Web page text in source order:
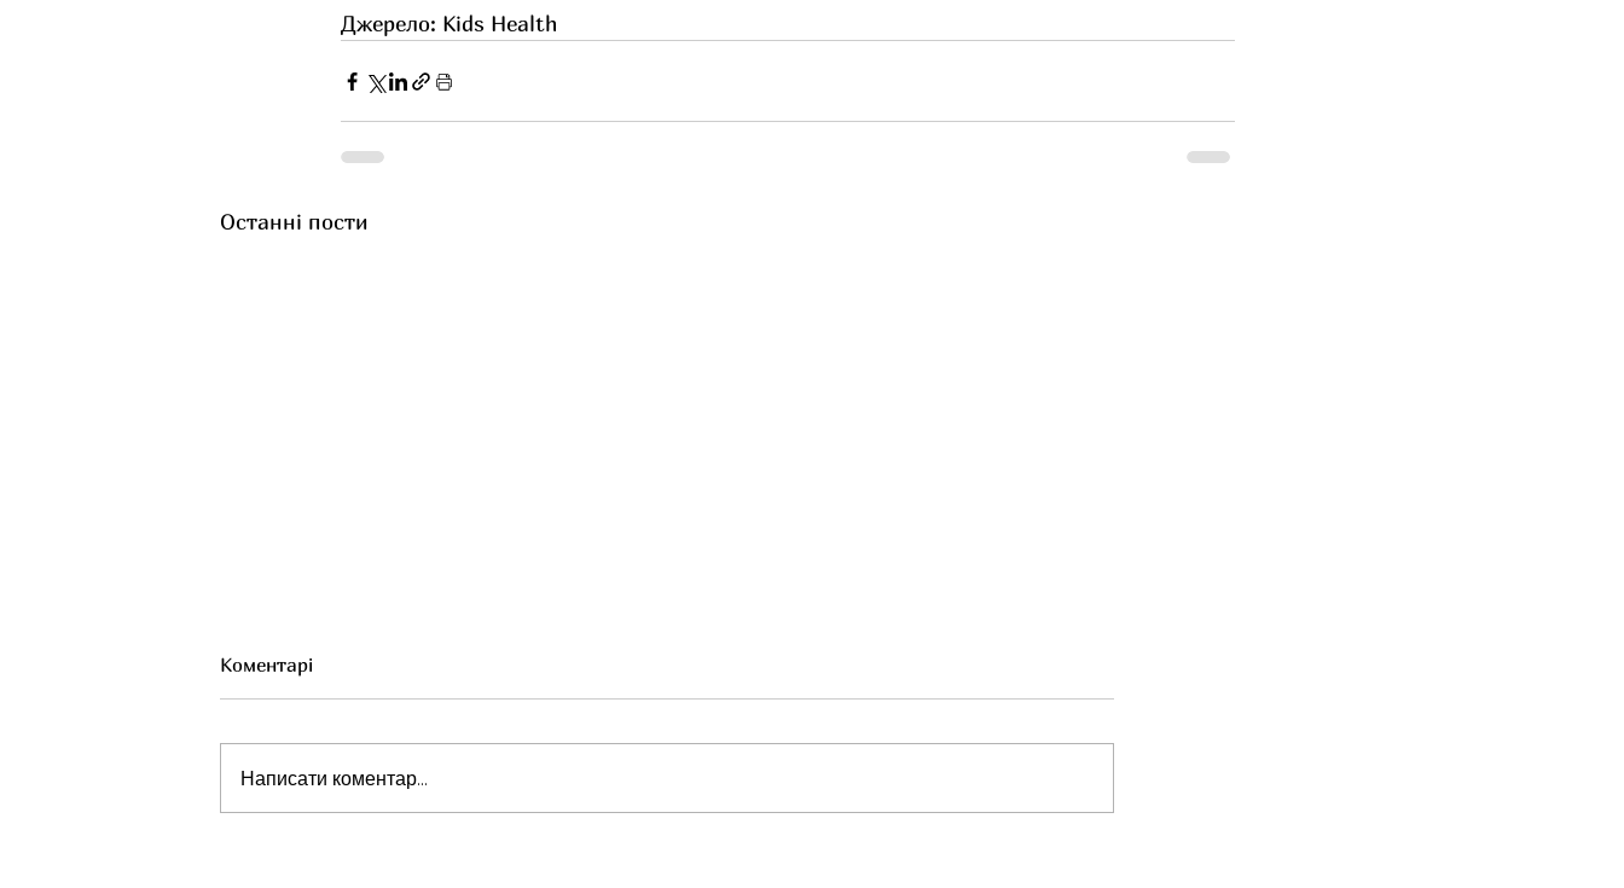
Джерело: Kids Health
Останні пости
Коментарі
Написати коментар...